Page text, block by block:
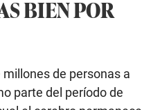
BIEN POR
de personas a
parte del período de